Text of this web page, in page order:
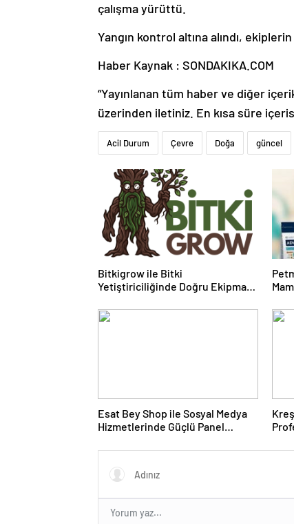
çalışma yürüttü.
Yangın kontrol altına alındı,
Haber Kaynak : SONDAKIKA.COM
“Yayınlanan tüm haber ve diğer
üzerinden iletiniz. En kısa süre
Acil Durum Çevre Doğa güncel
Bitkigrow ile Bitki
Yetiştiriciliğinde Doğru Ekipman
Esat Bey Shop ile Sosyal Medya
Hizmetlerinde Güçlü Panel